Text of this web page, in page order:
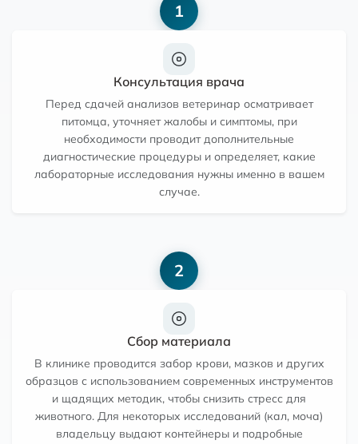
1
Консультация врача
Перед сдачей анализов ветеринар осматривает
питомца, уточняет жалобы и симптомы, при
необходимости проводит дополнительные
диагностические процедуры и определяет, какие
лабораторные исследования нужны именно в вашем
случае.
2
Сбор материала
В клинике проводится забор крови, мазков и других
образцов с использованием современных инструментов
и щадящих методик, чтобы снизить стресс для
животного. Для некоторых исследований (кал, моча)
владельцу выдают контейнеры и подробные